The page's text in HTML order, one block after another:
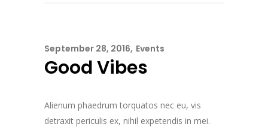
September 28, 2016 Events
Good Vibes
Alienum phaedrum torquatos nec eu, vis
detraxit periculis ex, nihil expetendis in mei.